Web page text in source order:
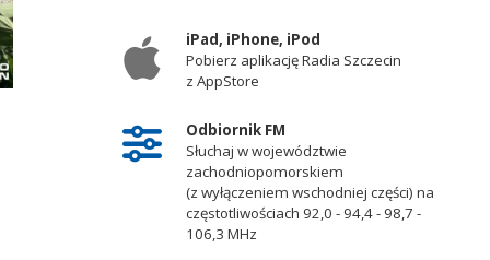
iPad, iPhone, iPod
Pobierz aplikację Radia Szczecin
z AppStore
Odbiornik FM
Słuchaj w województwie
zachodniopomorskiem
(z wyłączeniem wschodniej części) na
częstotliwościach 92,0 - 94,4 - 98,7 -
106,3 MHz